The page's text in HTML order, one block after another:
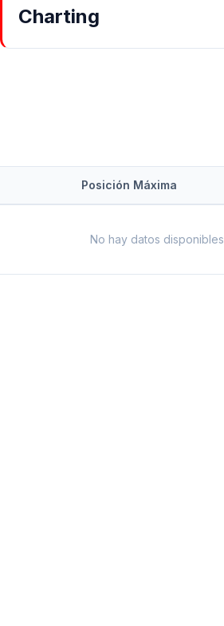
Charting
Posición Máxima
No hay datos disponibles